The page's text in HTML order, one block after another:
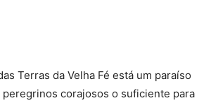
Terras da Velha Fé está um paraíso
peregrinos corajosos o suficiente para